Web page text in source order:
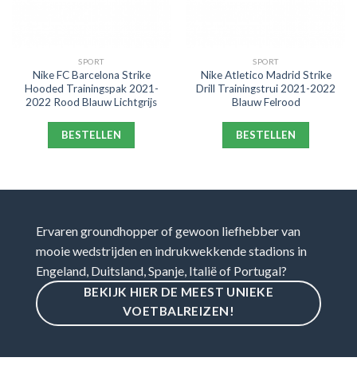
SPORT
Nike FC Barcelona Strike
Hooded Trainingspak 2021-
2022 Rood Blauw Lichtgrijs
BESTELLEN
SPORT
Nike Atletico Madrid Strike
Drill Trainingstrui 2021-2022
Blauw Felrood
BESTELLEN
Ervaren groundhopper of gewoon liefhebber van
mooie wedstrijden en indrukwekkende stadions in
Engeland, Duitsland, Spanje, Italië of Portugal?
BEKIJK HIER DE MEEST UNIEKE
VOETBALREIZEN!